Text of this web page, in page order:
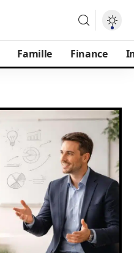
Famille Finance